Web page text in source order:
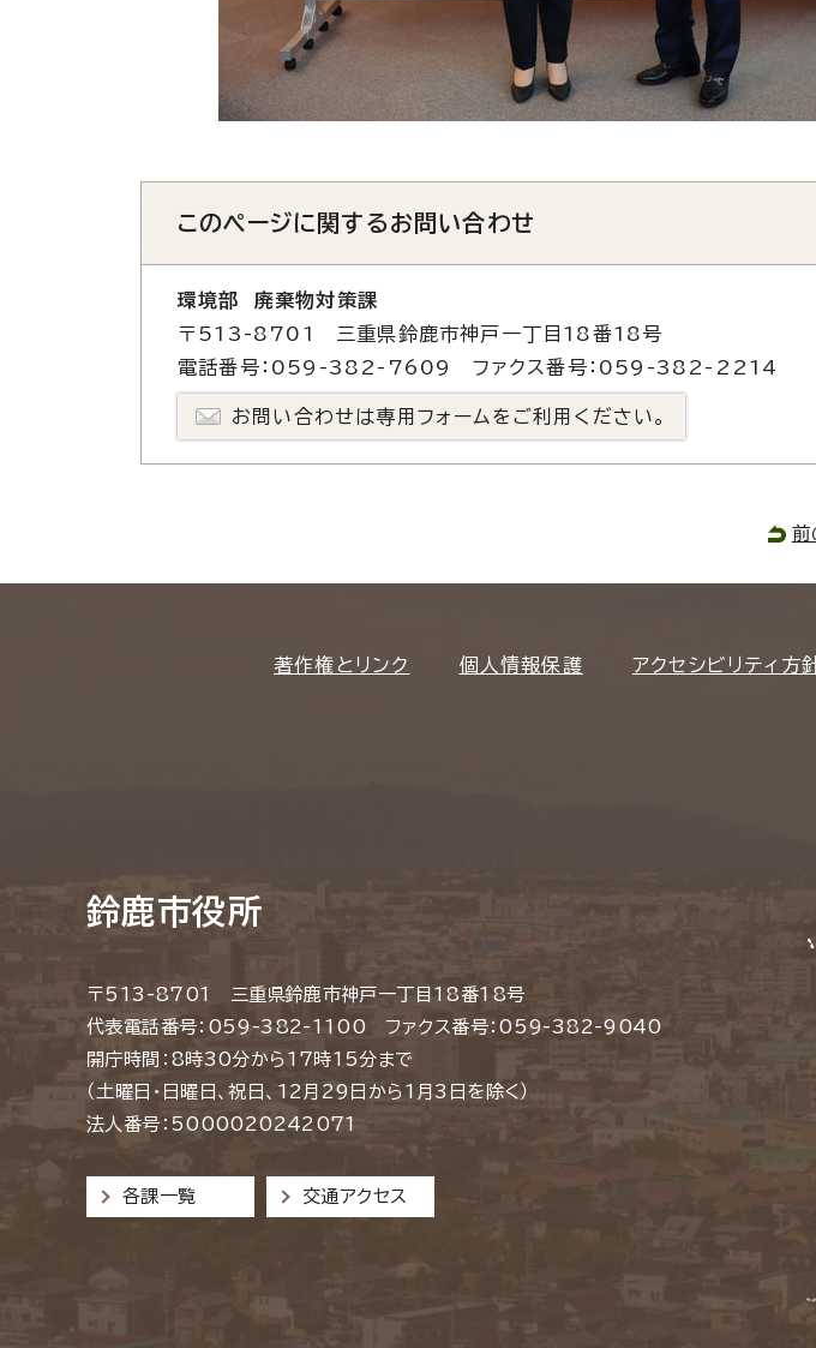
このページに関するお問い合わせ
環境部 廃棄物対策課
〒513-8701 三重県鈴鹿市神戸一丁目18番18号
電話番号：059-382-7609 ファクス番号：059-382-2214
お問い合わせは専用フォームをご利用ください。
前
著作権とリンク 個人情報保護 アクセシビリティ方
鈴鹿市役所
〒513-8701 三重県鈴鹿市神戸一丁目18番18号
代表電話番号：059-382-1100 ファクス番号：059-382-9040
開庁時間：8時30分から17時15分まで
（土曜日・日曜日、祝日、12月29日から1月3日を除く）
法人番号：5000020242071
各課一覧 交通アクセス